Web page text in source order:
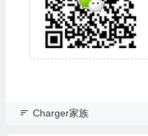
Charger家族